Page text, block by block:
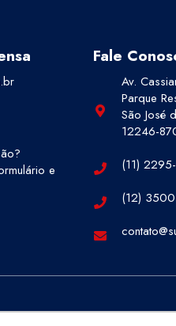
e
Fale
Av.
Parque
São José
12246-
(11)
(12)